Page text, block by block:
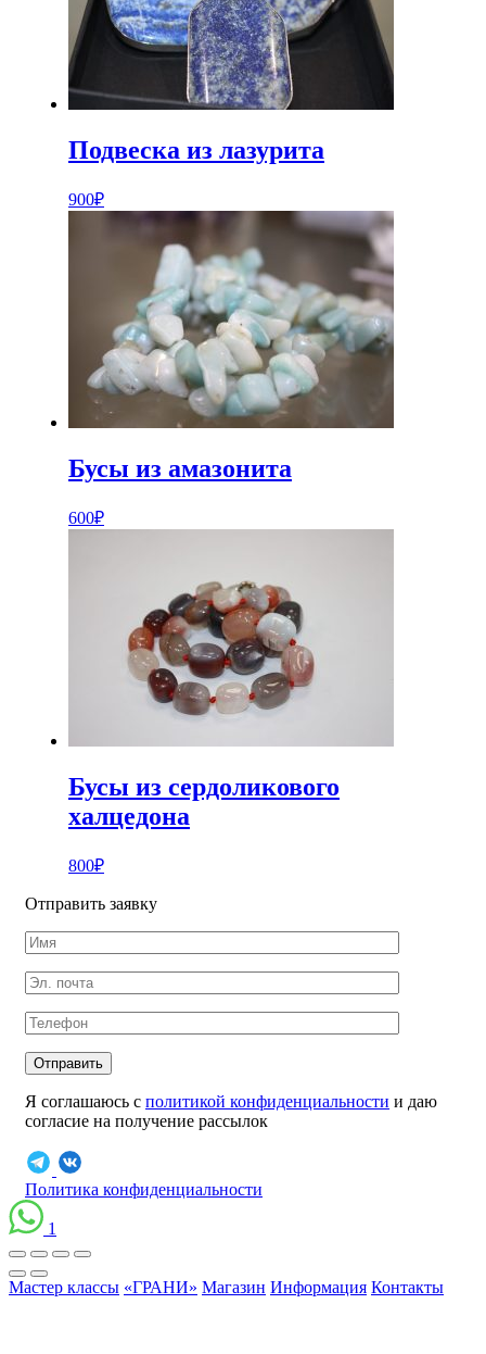
Подвеска из лазурита
900₽
Бусы из амазонита
600₽
Бусы из сердоликового
халцедона
800₽
Отправить заявку
Отправить
Я соглашаюсь с политикой конфиденциальности и даю
согласие на получение рассылок
Политика конфиденциальности
1
Мастер классы «ГРАНИ» Магазин Информация Контакты